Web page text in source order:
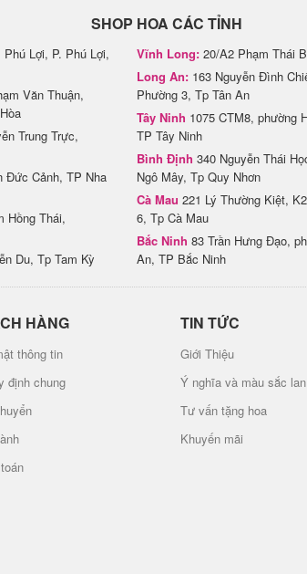
SHOP HOA CÁC TỈNH
Lợi, P. Phú Lợi,
Văn Thuận,
Trung Trực,
Đức Cảnh, TP Nha
Hồng Thái,
Du, Tp Tam Kỳ
Vĩnh Long: 20/A2 Phạm Thái
Long An: 163 Nguyễn Đình
Phường 3, Tp Tân An
Tây Ninh 1075 CTM8, phường
TP Tây Ninh
Bình Định 340 Nguyễn Thái
Ngô Mây, Tp Quy Nhơn
Cà Mau 221 Lý Thường Kiệt,
6, Tp Cà Mau
Bắc Ninh 83 Trần Hưng Đạo,
An, TP Bắc Ninh
HÀNG
thông tin
định chung
TIN TỨC
Giới Thiệu
Ý nghĩa và màu sắc
Tư vấn tặng hoa
Khuyến mãi